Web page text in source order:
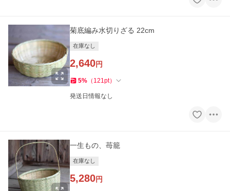
菊底編み水切りざる 22cm
在庫なし
2,640円
5% （ 121pt）
発送日情報なし
一生もの、苺籠
在庫なし
5,280円